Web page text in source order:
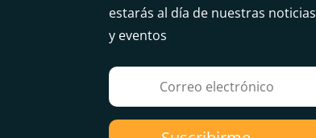
estarás al día de nuestras noticias
y eventos